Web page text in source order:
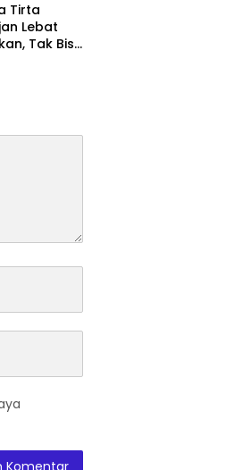
Tirta
Lebat
Tak Bisa